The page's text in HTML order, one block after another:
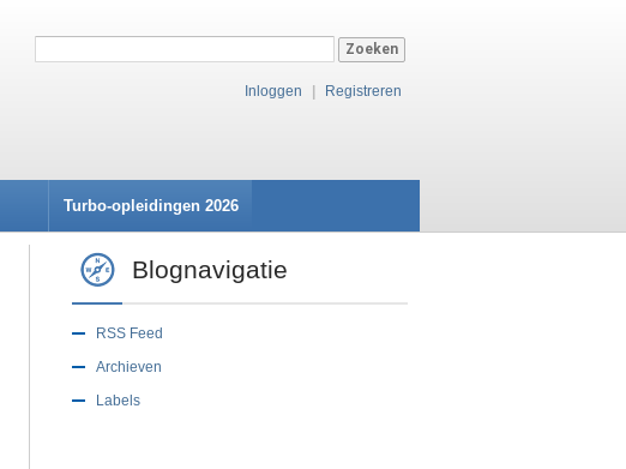
Inloggen Registreren
Turbo-opleidingen 2026
Blognavigatie
RSS Feed
Archieven
Labels